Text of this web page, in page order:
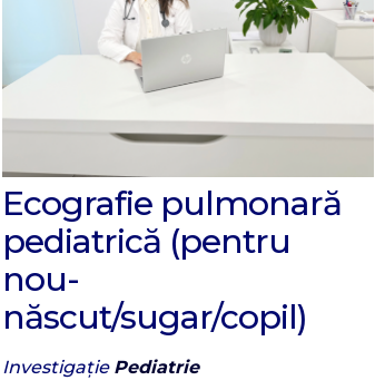
Ecografie pulmonară
pediatrică (pentru
nou-
născut/sugar/copil)
Investigație Pediatrie